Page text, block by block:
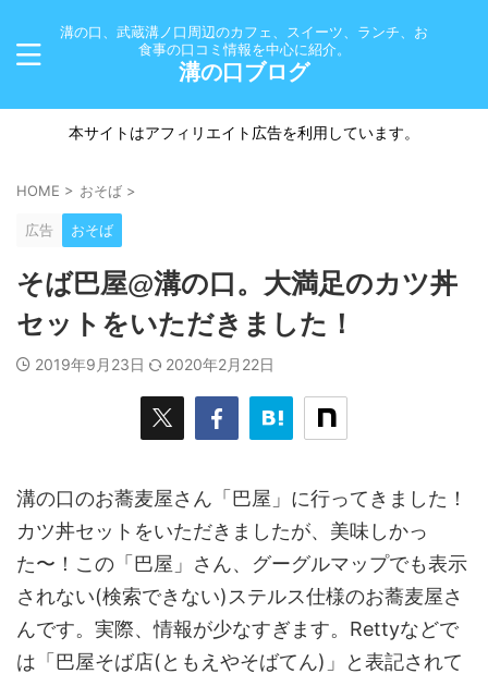
溝の口、武蔵溝ノ口周辺のカフェ、スイーツ、ランチ、お
食事の口コミ情報を中心に紹介。
溝の口ブログ
本サイトはアフィリエイト広告を利用しています。
HOME > おそば >
広告 おそば
そば巴屋@溝の口。大満足のカツ丼
セットをいただきました！
2019年9月23日 2020年2月22日
溝の口のお蕎麦屋さん「巴屋」に行ってきました！
カツ丼セットをいただきましたが、美味しかっ
た〜！この「巴屋」さん、グーグルマップでも表示
されない(検索できない)ステルス仕様のお蕎麦屋さ
んです。実際、情報が少なすぎます。Rettyなどで
は「巴屋そば店(ともえやそばてん)」と表記されて